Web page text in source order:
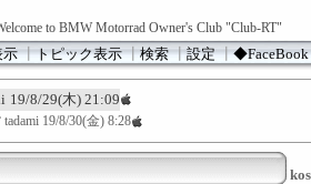
to BMW Motorrad Owner's Club "Club-RT"
┃トピック表示┃検索┃設定┃◆FaceBook
19/8/29(木) 21:09
tadami 19/8/30(金) 8:28